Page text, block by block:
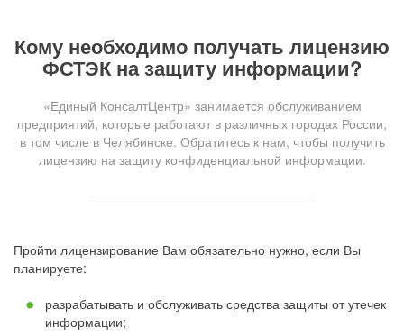
Кому необходимо получать лицензию
ФСТЭК на защиту информации?
«Единый КонсалтЦентр» занимается обслуживанием
предприятий, которые работают в различных городах России,
в том числе в Челябинске. Обратитесь к нам, чтобы получить
лицензию на защиту конфиденциальной информации.
Пройти лицензирование Вам обязательно нужно, если Вы
планируете:
разрабатывать и обслуживать средства защиты от утечек
информации;